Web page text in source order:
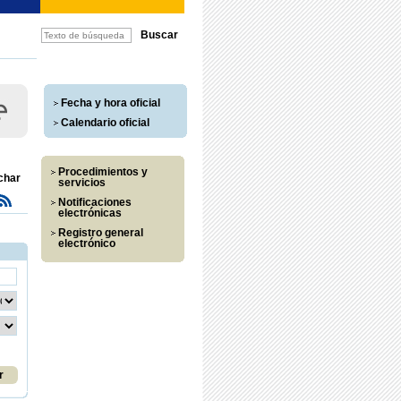
Fecha y hora oficial
Calendario oficial
Procedimientos y
servicios
Notificaciones
electrónicas
Registro general
electrónico